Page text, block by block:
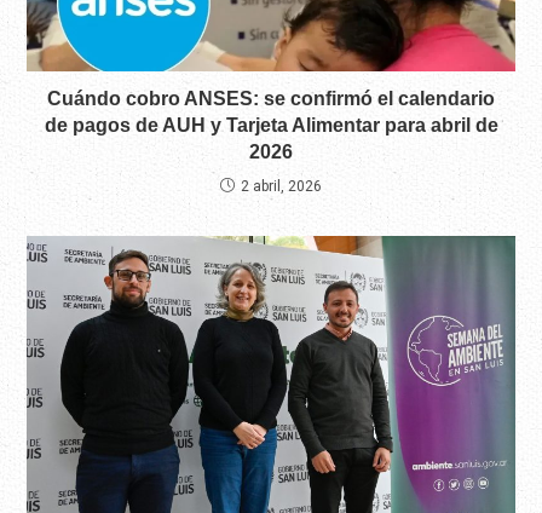
Cuándo cobro ANSES: se confirmó el calendario
de pagos de AUH y Tarjeta Alimentar para abril de
2026
2 abril, 2026